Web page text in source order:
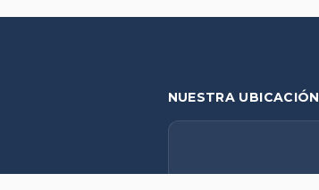
NUESTRA UBICACIÓN